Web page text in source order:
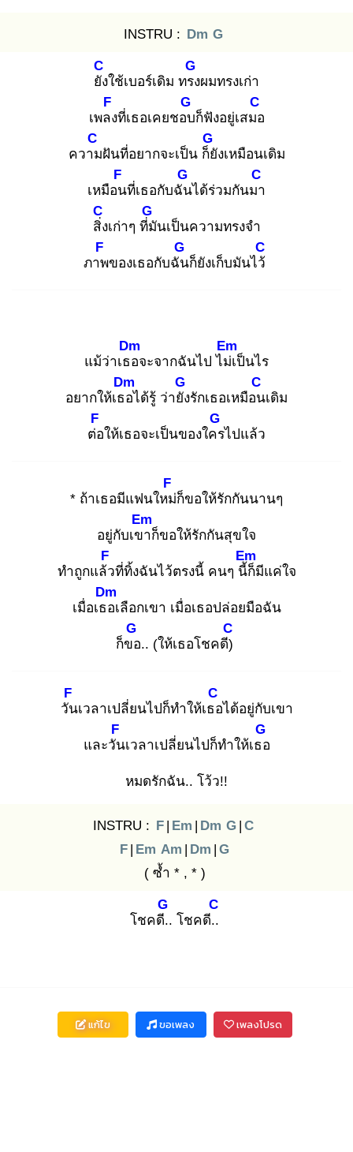
INSTRU : Dm G
ยัง
C
ใช้เบอร์เดิม ทรง
G
ผมทรงเก่า
เพลง
F
ที่เธอเคยชอบ
G
ก็ฟังอยู่เสมอ
C
ความ
C
ฝันที่อยากจะเป็น ก็ยั
G
งเหมือนเดิม
เหมือน
F
ที่เธอกับฉัน
G
ได้ร่วมกันมา
C
สิ่ง
C
เก่าๆ ที่มั
G
นเป็นความทรงจำ
ภาพ
F
ของเธอกับฉัน
G
ก็ยังเก็บมันไว้
C
แม้ว่าเธอ
Dm
จะจากฉันไป ไม่เ
Em
ป็นไร
อยากให้เธอ
Dm
ได้รู้ ว่ายัง
G
รักเธอเหมือน
C
เดิม
ต่อ
F
ให้เธอจะเป็นของใคร
G
ไปแล้ว
* ถ้าเธอมีแฟนใหม่
F
ก็ขอให้รักกันนานๆ
อยู่กับเขา
Em
ก็ขอให้รักกันสุขใจ
ทำถูกแล้ว
F
ที่ทิ้งฉันไว้ตรงนี้ คนๆ นี้ก็
Em
มีแค่ใจ
เมื่อเธอ
Dm
เลือกเขา เมื่อเธอปล่อยมือฉัน
ก็ขอ
G
.. (ให้เธอโชคดี)
C
วัน
F
เวลาเปลี่ยนไปก็ทำให้เธอ
C
ได้อยู่กับเขา
และวัน
F
เวลาเปลี่ยนไปก็ทำให้เธอ
G
หมดรักฉัน.. โว้ว!!
INSTRU : F | Em | Dm G | C
F | Em Am | Dm | G
( ซ้ำ * , * )
โชคดี..
G
โชคดี..
C
แก้ไข ขอเพลง เพลงโปรด